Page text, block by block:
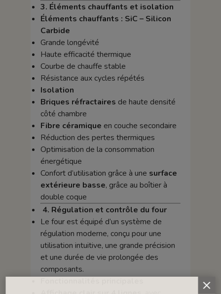
3. Éléments chauffants et isolation
Éléments chauffants : SiC – Silicon
Carbide
Grande longévité
Haute efficacité thermique
Courbe de chauffe stable
Résistance aux cycles répétés
Isolation
Briques réfractaires de haute densité
côté chambre
Fibre céramique en couche secondaire
Réduction des pertes thermiques
Optimisation de la consommation
énergétique
Confort d’utilisation grâce à une surface
extérieure basse, grâce au boîtier à
double coque
4. Régulation et contrôle du four
Le four est équipé d’un système de
régulation moderne, conçu pour une
utilisation intuitive, une grande précision
et une durée de vie prolongée des
composants.